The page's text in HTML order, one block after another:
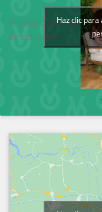
Podcast del Colegio
de Veterinarios
Haz clic